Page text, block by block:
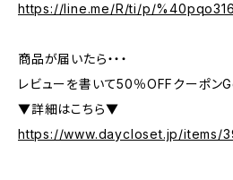
https://line.me/R/ti/p/
商品が届いたら・・・
レビューを書いて50％OFFクーポン
▼詳細はこちら▼
https://www.daycloset.jp/items/